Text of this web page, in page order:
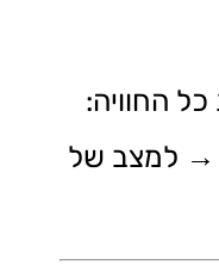
החוויה:
→ למצב של